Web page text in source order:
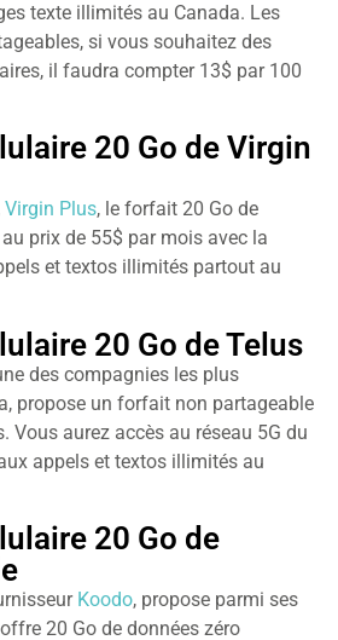
texte illimités au Canada. Les
si vous souhaitez des
il faudra compter 13$ par 100
20 Go de Virgin
Virgin Plus, le forfait 20 Go de
prix de 55$ par mois avec la
et textos illimités partout au
20 Go de Telus
des compagnies les plus
propose un forfait non partageable
Vous aurez accès au réseau 5G du
appels et textos illimités au
20 Go de
Koodo, propose parmi ses
20 Go de données zéro